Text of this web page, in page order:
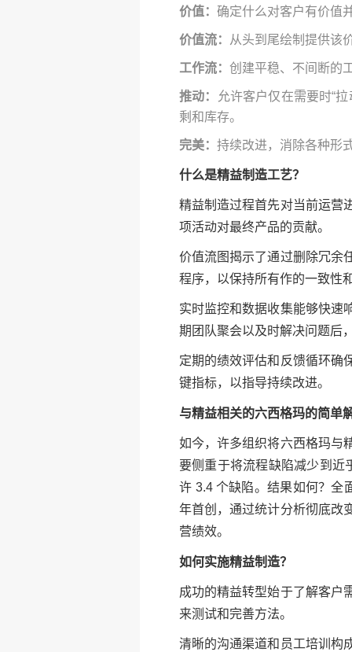
价值： 确定什么对客户有价值
价值流： 从头到尾绘制提供该
工作流： 创建平稳、不间断的
推动：
允许客户仅在需要时“
剩和库存。
完美： 持续改进，消除各种形
什么是精益制造工艺？
精益制造过程首先对当前运营
项活动对最终产品的贡献。
价值流图揭示了通过删除冗余
程序，以保持所有作的一致性
实时监控和数据收集能够快速
期团队聚会以及时解决问题后
定期的绩效评估和反馈循环确
键指标，以指导持续改进。
与精益相关的六西格玛的简单
如今，许多组织将六西格玛与
要侧重于将流程缺陷减少到近
许 3.4 个缺陷。结果如何？全
年首创，通过统计分析彻底改
营绩效。
如何实施精益制造？
成功的精益转型始于了解客户
来测试和完善方法。
清晰的沟通渠道和员工培训构